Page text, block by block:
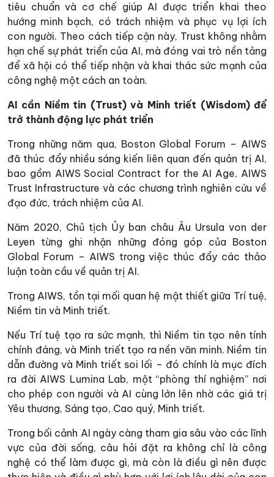
tiêu chuẩn và cơ chế giúp AI được triển khai theo
hướng minh bạch, có trách nhiệm và phục vụ lợi ích
con người. Theo cách tiếp cận này, Trust không nhằm
hạn chế sự phát triển của AI, mà đóng vai trò nền tảng
để xã hội có thể tiếp nhận và khai thác sức mạnh của
công nghệ một cách an toàn.
AI cần Niềm tin (Trust) và Minh triết (Wisdom) để
trở thành động lực phát triển
Trong những năm qua, Boston Global Forum – AIWS
đã thúc đẩy nhiều sáng kiến liên quan đến quản trị AI,
bao gồm AIWS Social Contract for the AI Age, AIWS
Trust Infrastructure và các chương trình nghiên cứu về
đạo đức, trách nhiệm của AI.
Năm 2020, Chủ tịch Ủy ban châu Âu Ursula von der
Leyen từng ghi nhận những đóng góp của Boston
Global Forum – AIWS trong việc thúc đẩy các thảo
luận toàn cầu về quản trị AI.
Trong AIWS, tồn tại mối quan hệ mật thiết giữa Trí tuệ,
Niềm tin và Minh triết.
Nếu Trí tuệ tạo ra sức mạnh, thì Niềm tin tạo nên tính
chính đáng, và Minh triết tạo ra nền văn minh. Niềm tin
dẫn đường và Minh triết soi lối – đó chính là mục đích
ra đời AIWS Lumina Lab, một “phòng thí nghiệm” nơi
cho phép con người và AI cùng lớn lên nhờ các giá trị
Yêu thương, Sáng tạo, Cao quý, Minh triết.
Trong bối cảnh AI ngày càng tham gia sâu vào các lĩnh
vực của đời sống, câu hỏi đặt ra không chỉ là công
nghệ có thể làm được gì, mà còn là điều gì nên được